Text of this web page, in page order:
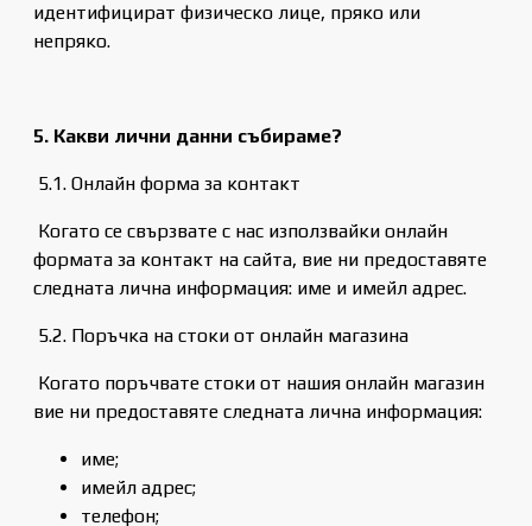
идентифицират физическо лице, пряко или
непряко.
5. Какви лични данни събираме?
5.1. Онлайн форма за контакт
Когато се свързвате с нас използвайки онлайн
формата за контакт на сайта, вие ни предоставяте
следната лична информация: име и имейл адрес.
5.2. Поръчка на стоки от онлайн магазина
Когато поръчвате стоки от нашия онлайн магазин
вие ни предоставяте следната лична информация:
име;
имейл адрес;
телефон;